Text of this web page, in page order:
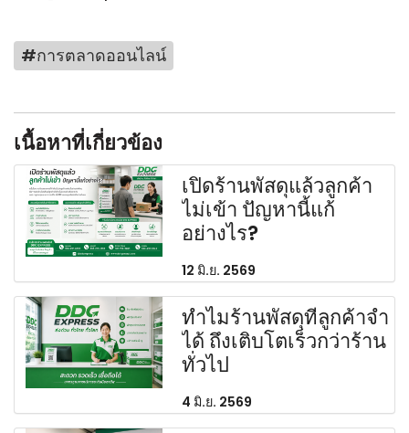
#การตลาดออนไลน์
เนื้อหาที่เกี่ยวข้อง
เปิดร้านพัสดุแล้วลูกค้า
ไม่เข้า ปัญหานี้แก้
อย่างไร?
12 มิ.ย. 2569
ทำไมร้านพัสดุที่ลูกค้าจำ
ได้ ถึงเติบโตเร็วกว่าร้าน
ทั่วไป
4 มิ.ย. 2569